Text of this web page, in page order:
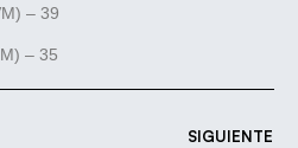
– 39
– 35
SIGUIENTE